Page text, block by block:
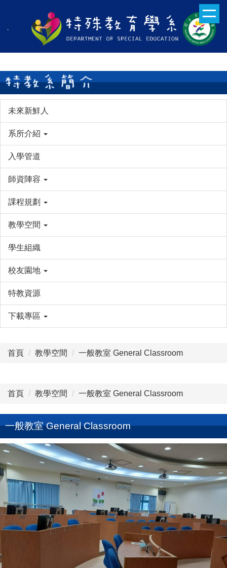
主
區
未來新鮮人
系所介紹
入學管道
師資陣容
課程規劃
教學空間
學生組織
校友園地
特教資源
下載專區
首頁 教學空間 一般教室 General Classroom
首頁 教學空間 一般教室 General Classroom
一般教室 General Classroom